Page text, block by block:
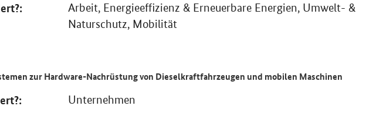
Arbeit, Energieeffizienz & Erneuerbare Energien, Umwelt- &
Naturschutz, Mobilität
zur Hardware-Nachrüstung von Dieselkraftfahrzeugen und mobilen Maschinen
Unternehmen